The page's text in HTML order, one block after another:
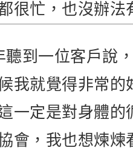
很忙，也沒辦法
聽到一位客戶說
我就覺得非常的
一定是對身體的
會，我也想煉煉